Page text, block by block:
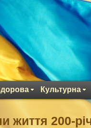
Культурна
життя 200-